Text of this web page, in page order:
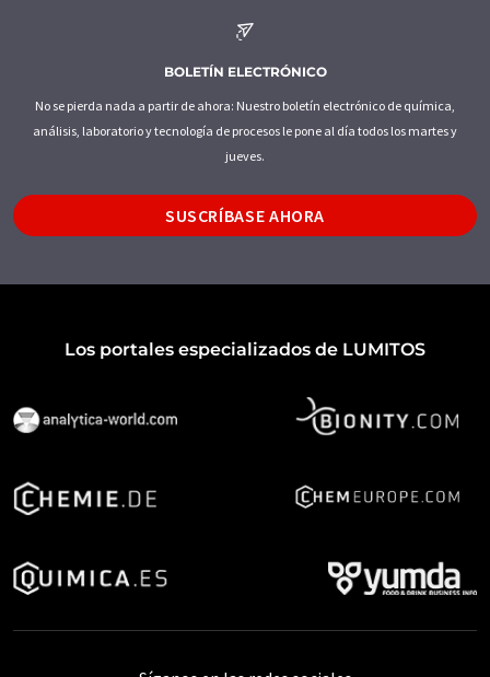
BOLETÍN ELECTRÓNICO
No se pierda nada a partir de ahora: Nuestro boletín electrónico de química,
análisis, laboratorio y tecnología de procesos le pone al día todos los martes y
jueves.
SUSCRÍBASE AHORA
Los portales especializados de LUMITOS